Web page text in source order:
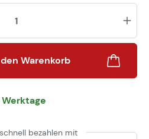
Warenkorb
bezahlen mit